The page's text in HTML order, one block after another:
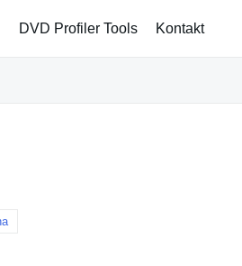
DVD Profiler Tools Kontakt